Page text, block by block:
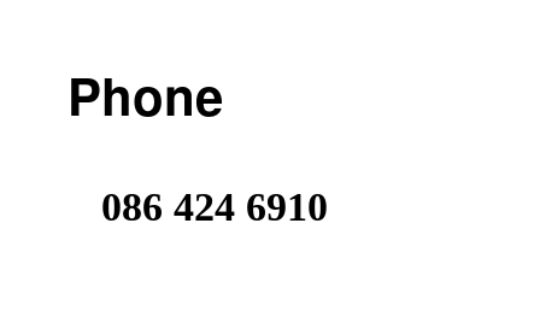
Phone
086 424 6910